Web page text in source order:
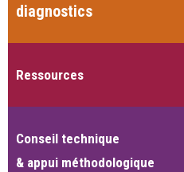
diagnostics
Ressources
Conseil technique
& appui méthodologique